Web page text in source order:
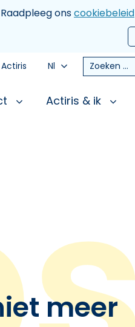
onscookiebeleid
Nl Zoeken
Actiris & ik
meer